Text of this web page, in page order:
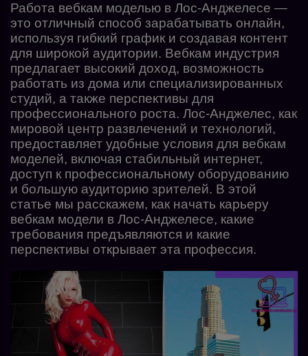
Работа вебкам моделью в Лос-Анджелесе —
это отличный способ зарабатывать онлайн,
используя гибкий график и создавая контент
для широкой аудитории. Вебкам индустрия
предлагает высокий доход, возможность
работать из дома или специализированных
студий, а также перспективы для
профессионального роста. Лос-Анджелес, как
мировой центр развлечений и технологий,
предоставляет удобные условия для вебкам
моделей, включая стабильный интернет,
доступ к профессиональному оборудованию
и большую аудиторию зрителей. В этой
статье мы расскажем, как начать карьеру
вебкам модели в Лос-Анджелесе, какие
требования предъявляются и какие
перспективы открывает эта профессия.